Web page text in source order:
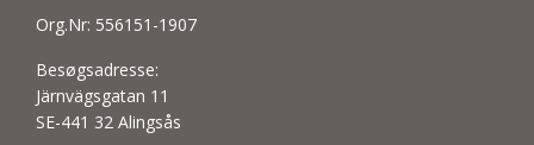
Org.Nr: 556151-1907
Besøgsadresse:
Järnvägsgatan 11
SE-441 32 Alingsås